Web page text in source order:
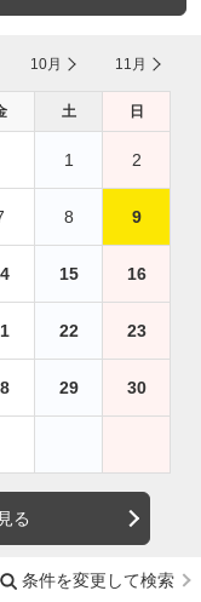
10月 11月
土 日
1 2
8 9
15 16
22 23
29 30
る
条件を変更して検索